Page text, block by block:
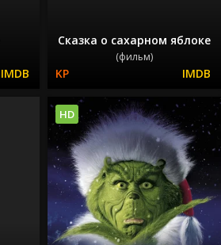
Сказка о сахарном яблоке
(фильм)
HD